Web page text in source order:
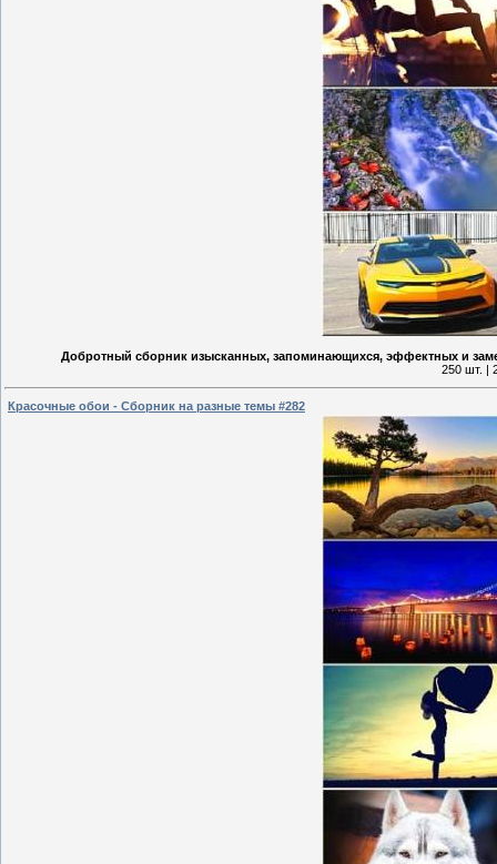
Добротный сборник изысканных, запоминающихся, эффектных и
250 шт. |
Красочные обои - Сборник на разные темы #282